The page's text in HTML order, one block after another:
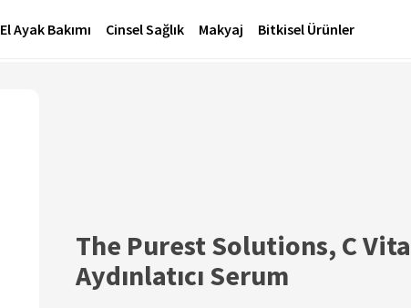
El Ayak Bakımı Cinsel Sağlık Makyaj Bitkisel Ürünler
The Purest Solutions, C
Aydınlatıcı Serum